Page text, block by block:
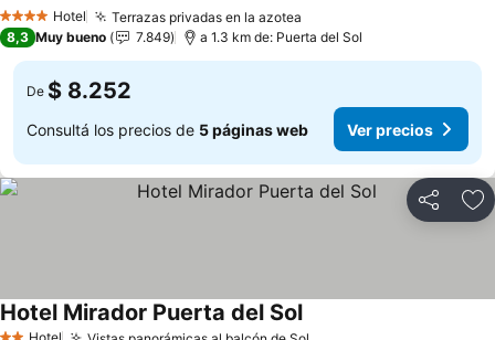
4 EstrellasHotel Terrazas privadas en la azotea
8,3 Muy bueno 7.849 a 1.3 km de: Puerta del Sol
De $ 8.252
Consultá los precios de 5 páginas web Ver precios
Compartir
Hotel
Hotel Mirador Puerta del Sol